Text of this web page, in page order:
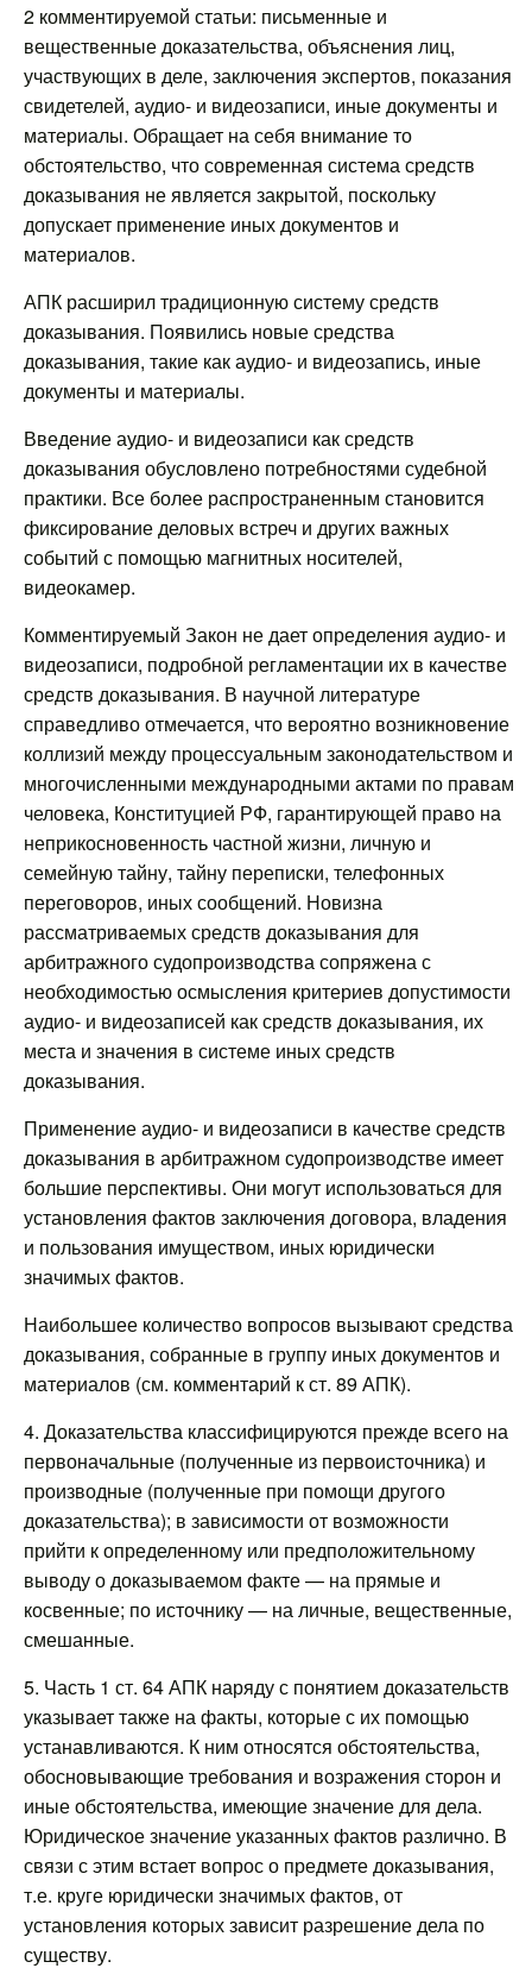
2 комментируемой статьи: письменные и
вещественные доказательства, объяснения лиц,
участвующих в деле, заключения экспертов, показания
свидетелей, аудио- и видеозаписи, иные документы и
материалы. Обращает на себя внимание то
обстоятельство, что современная система средств
доказывания не является закрытой, поскольку
допускает применение иных документов и
материалов.
АПК расширил традиционную систему средств
доказывания. Появились новые средства
доказывания, такие как аудио- и видеозапись, иные
документы и материалы.
Введение аудио- и видеозаписи как средств
доказывания обусловлено потребностями судебной
практики. Все более распространенным становится
фиксирование деловых встреч и других важных
событий с помощью магнитных носителей,
видеокамер.
Комментируемый Закон не дает определения аудио- и
видеозаписи, подробной регламентации их в качестве
средств доказывания. В научной литературе
справедливо отмечается, что вероятно возникновение
коллизий между процессуальным законодательством и
многочисленными международными актами по правам
человека, Конституцией РФ, гарантирующей право на
неприкосновенность частной жизни, личную и
семейную тайну, тайну переписки, телефонных
переговоров, иных сообщений. Новизна
рассматриваемых средств доказывания для
арбитражного судопроизводства сопряжена с
необходимостью осмысления критериев допустимости
аудио- и видеозаписей как средств доказывания, их
места и значения в системе иных средств
доказывания.
Применение аудио- и видеозаписи в качестве средств
доказывания в арбитражном судопроизводстве имеет
большие перспективы. Они могут использоваться для
установления фактов заключения договора, владения
и пользования имуществом, иных юридически
значимых фактов.
Наибольшее количество вопросов вызывают средства
доказывания, собранные в группу иных документов и
материалов (см. комментарий к ст. 89 АПК).
4. Доказательства классифицируются прежде всего на
первоначальные (полученные из первоисточника) и
производные (полученные при помощи другого
доказательства); в зависимости от возможности
прийти к определенному или предположительному
выводу о доказываемом факте — на прямые и
косвенные; по источнику — на личные, вещественные,
смешанные.
5. Часть 1 ст. 64 АПК наряду с понятием доказательств
указывает также на факты, которые с их помощью
устанавливаются. К ним относятся обстоятельства,
обосновывающие требования и возражения сторон и
иные обстоятельства, имеющие значение для дела.
Юридическое значение указанных фактов различно. В
связи с этим встает вопрос о предмете доказывания,
т.е. круге юридически значимых фактов, от
установления которых зависит разрешение дела по
существу.